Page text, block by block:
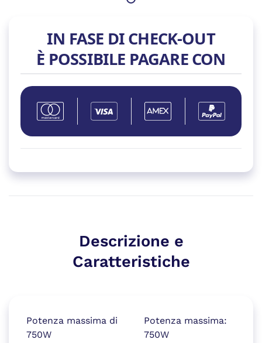
80+
BRONZE
quantità
IN FASE DI CHECK-OUT
È POSSIBILE PAGARE CON
Descrizione e
Caratteristiche
Potenza massima di
750W
Potenza massima:
750W